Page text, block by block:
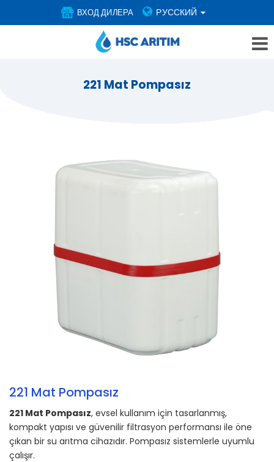
ВХОД ДИЛЕРА РУССКИЙ
221 Mat Pompasız
221 Mat Pompasız
221 Mat Pompasız, evsel kullanım için tasarlanmış,
kompakt yapısı ve güvenilir filtrasyon performansı ile öne
çıkan bir su arıtma cihazıdır. Pompasız sistemlerle uyumlu
çalışır.